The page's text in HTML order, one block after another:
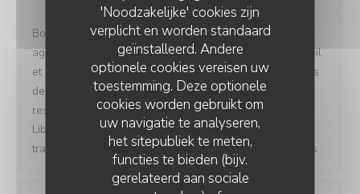
'Noodzakelijke' cookies zijn
verplicht en worden standaard
geïnstalleerd. Andere
optionele cookies vereisen uw
toestemming. Deze optionele
cookies worden gebruikt om
uw navigatie te analyseren,
het sitepubliek te meten,
functies te bieden (bijv.
gerelateerd aan sociale
beoordeling gereageerd
Bonjour Aurelie, merci pour votre évaluation ! C'est
agréable de savoir que vous avez apprécié notre accueil
et nos plats, notamment les mezze. Nous nous efforçons
de créer une expérience authentique dans notre
restaurant libanais. À très bientôt chez Les Vignes du
Liban Paris pour continuer à savourer notre cuisine
traditionnelle ! Elie & L'équipe des Vignes du Liban Paris